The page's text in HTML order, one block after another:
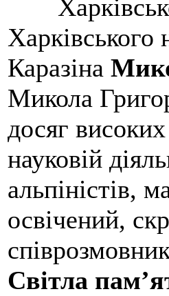
Харківського
Каразіна
Микола
досяг
науковій
альпіністів,
освічений,
Світла